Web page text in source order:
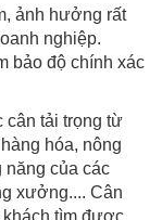
ảnh hưởng rất
nghiệp.
bảo độ chính xác
cân tải trọng từ
hóa, nông
năng của các
xưởng.... Cân
tìm được